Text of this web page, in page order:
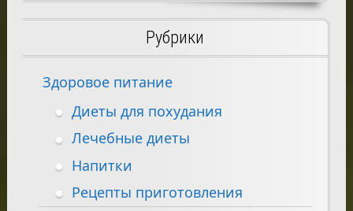
Рубрики
Здоровое питание
Диеты для похудания
Лечебные диеты
Напитки
Рецепты приготовления